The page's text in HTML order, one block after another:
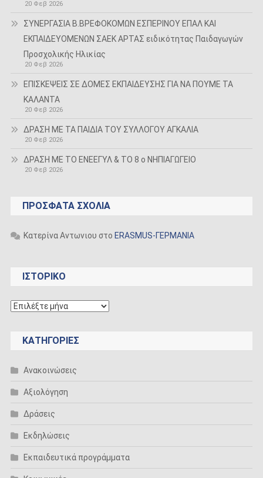
20 Φεβ 2026
ΣΥΝΕΡΓΑΣΙΑ Β.ΒΡΕΦΟΚΟΜΩΝ ΕΣΠΕΡΙΝΟΥ ΕΠΑΛ ΚΑΙ
ΕΚΠΑΙΔΕΥΟΜΕΝΩΝ ΣΑΕΚ ΑΡΤΑΣ ειδικότητας Παιδαγωγών
Προσχολικής Ηλικίας
20 Φεβ 2026
ΕΠΙΣΚΕΨΕΙΣ ΣΕ ΔΟΜΕΣ ΕΚΠΑΙΔΕΥΣΗΣ ΓΙΑ ΝΑ ΠΟΥΜΕ ΤΑ
ΚΑΛΑΝΤΑ
20 Φεβ 2026
ΔΡΑΣΗ ΜΕ ΤΑ ΠΑΙΔΙΑ ΤΟΥ ΣΥΛΛΟΓΟΥ ΑΓΚΑΛΙΑ
20 Φεβ 2026
ΔΡΑΣΗ ΜΕ ΤΟ ΕΝΕΕΓΥΛ & ΤΟ 8 ο ΝΗΠΙΑΓΩΓΕΙΟ
20 Φεβ 2026
ΠΡΌΣΦΑΤΑ ΣΧΌΛΙΑ
Κατερίνα Αντωνιου στο ERASMUS-ΓΕΡΜΑΝΙΑ
ΙΣΤΟΡΙΚΟ
ΙΣΤΟΡΙΚΟ
KΑΤΗΓΟΡΊΕΣ
Ανακοινώσεις
Αξιολόγηση
Δράσεις
Εκδηλώσεις
Εκπαιδευτικά προγράμματα